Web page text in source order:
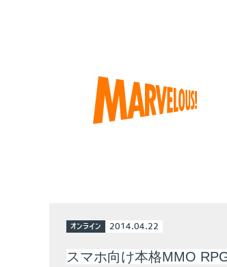
オンライン 2014.04.22
スマホ向け本格MMO